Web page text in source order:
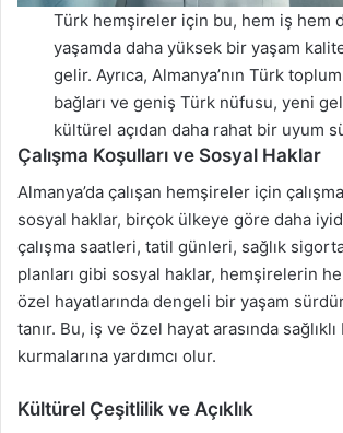
Türk hemşireler için bu, hem iş hem
yaşamda daha yüksek bir yaşam
gelir. Ayrıca, Almanya’nın Türk
bağları ve geniş Türk nüfusu, yeni
kültürel açıdan daha rahat bir uyum
Çalışma Koşulları ve Sosyal Haklar
Almanya’da çalışan hemşireler için
sosyal haklar, birçok ülkeye göre daha
çalışma saatleri, tatil günleri, sağlık
planları gibi sosyal haklar, hemşirelerin
özel hayatlarında dengeli bir yaşam
tanır. Bu, iş ve özel hayat arasında
kurmalarına yardımcı olur.
Kültürel Çeşitlilik ve Açıklık